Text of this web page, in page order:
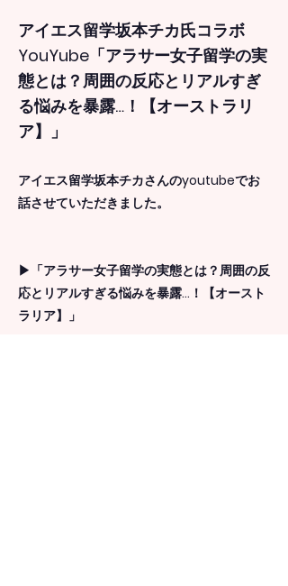
アイエス留学坂本チカ氏コラボ
YouYube「アラサー女子留学の実
態とは？周囲の反応とリアルすぎ
る悩みを暴露…！【オーストラリ
ア】」
アイエス留学坂本チカさんのyoutubeでお
話させていただきました。
▶︎「アラサー女子留学の実態とは？周囲の反
応とリアルすぎる悩みを暴露…！【オースト
ラリア】」